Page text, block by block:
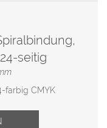
seitig
farbig CMYK